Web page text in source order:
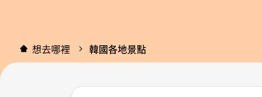
想去哪裡 韓國各地景點